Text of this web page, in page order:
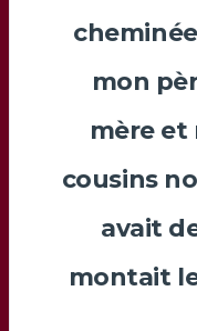
mon
mère et
cousins
avait
montait